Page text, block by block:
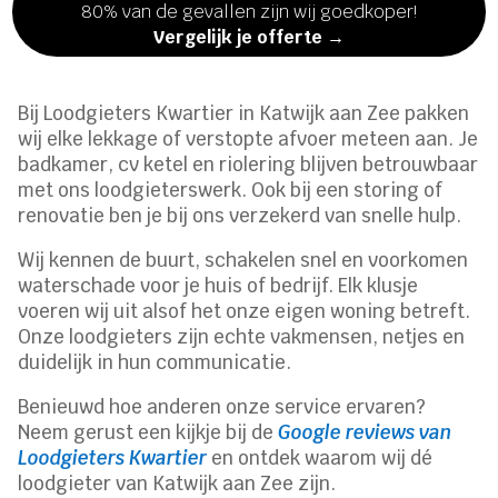
80% van de gevallen zijn wij goedkoper!
Vergelijk je offerte →
Bij Loodgieters Kwartier in Katwijk aan Zee pakken
wij elke lekkage of verstopte afvoer meteen aan. Je
badkamer, cv ketel en riolering blijven betrouwbaar
met ons loodgieterswerk. Ook bij een storing of
renovatie ben je bij ons verzekerd van snelle hulp.
Wij kennen de buurt, schakelen snel en voorkomen
waterschade voor je huis of bedrijf. Elk klusje
voeren wij uit alsof het onze eigen woning betreft.
Onze loodgieters zijn echte vakmensen, netjes en
duidelijk in hun communicatie.
Benieuwd hoe anderen onze service ervaren?
Neem gerust een kijkje bij deGoogle reviews van
Loodgieters Kwartier en ontdek waarom wij dé
loodgieter van Katwijk aan Zee zijn.